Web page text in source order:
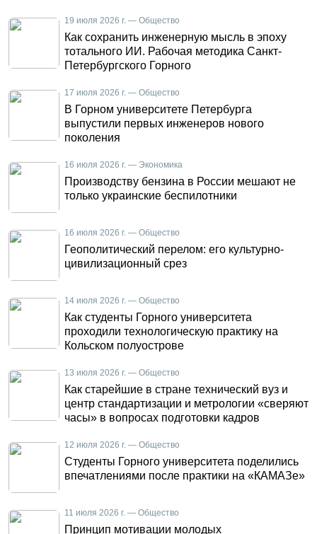
19 июля 2026 г. — Общество
Как сохранить инженерную мысль в эпоху
тотального ИИ. Рабочая методика Санкт-
Петербургского Горного
17 июля 2026 г. — Общество
В Горном университете Петербурга
выпустили первых инженеров нового
поколения
16 июля 2026 г. — Экономика
Производству бензина в России мешают не
только украинские беспилотники
16 июля 2026 г. — Общество
Геополитический перелом: его культурно-
цивилизационный срез
14 июля 2026 г. — Общество
Как студенты Горного университета
проходили технологическую практику на
Кольском полуострове
13 июля 2026 г. — Общество
Как старейшие в стране технический вуз и
центр стандартизации и метрологии «сверяют
часы» в вопросах подготовки кадров
12 июля 2026 г. — Общество
Студенты Горного университета поделились
впечатлениями после практики на «КАМАЗе»
11 июля 2026 г. — Общество
Принцип мотивации молодых